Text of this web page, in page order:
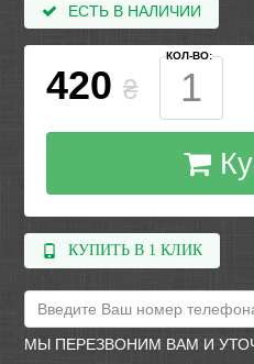
ЕСТЬ В НАЛИЧИИ
420 ₴
КОЛ-ВО:
КУПИТЬ В 1 КЛИК
МЫ ПЕРЕЗВОНИМ ВАМ И